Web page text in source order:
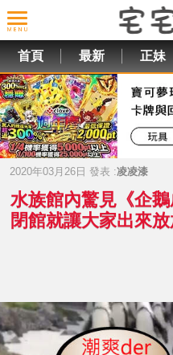
首頁 最新 正妹
2020年03月26日 發表 :凌凌漆
水族館內驚見《企
閉館就讓大家出來